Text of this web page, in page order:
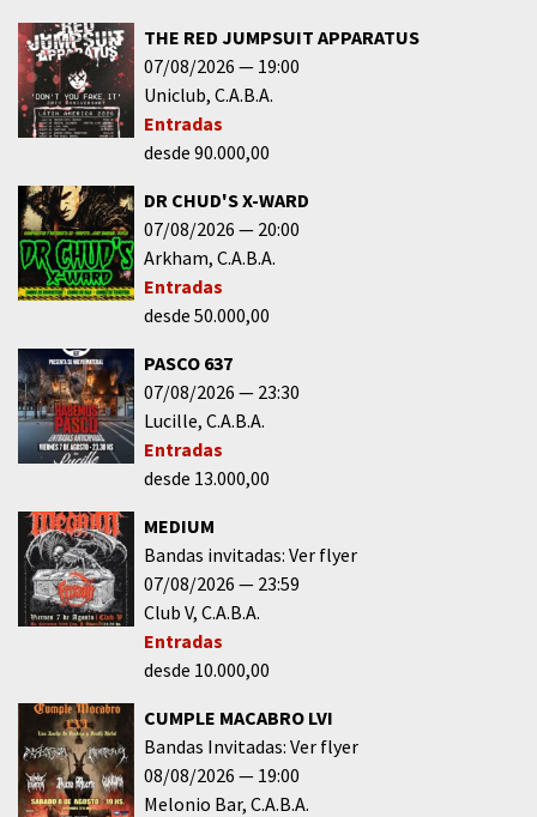
THE RED JUMPSUIT APPARATUS
07/08/2026
19:00
Uniclub C.A.B.A.
Entradas
desde 90.000,00
DR CHUD'S X-WARD
07/08/2026
20:00
Arkham C.A.B.A.
Entradas
desde 50.000,00
PASCO 637
07/08/2026
23:30
Lucille C.A.B.A.
Entradas
desde 13.000,00
MEDIUM
Bandas invitadas: Ver flyer
07/08/2026
23:59
Club V C.A.B.A.
Entradas
desde 10.000,00
CUMPLE MACABRO LVI
Bandas Invitadas: Ver flyer
08/08/2026
19:00
Melonio Bar C.A.B.A.